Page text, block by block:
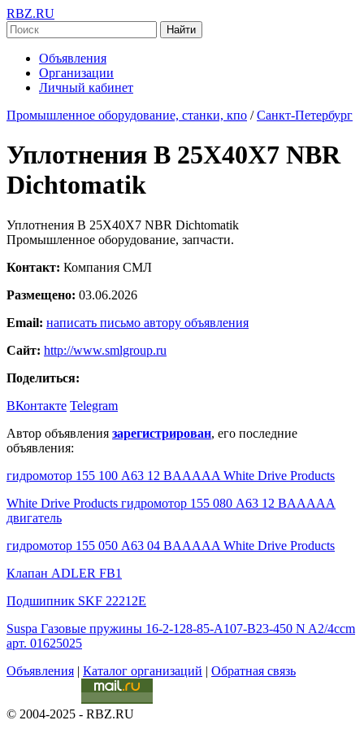
RBZ.RU
Найти
Объявления
Организации
Личный кабинет
Промышленное оборудование, станки, кпо / Санкт-Петербург
Уплотнения B 25X40X7 NBR
Dichtomatik
Уплотнения B 25X40X7 NBR Dichtomatik
Промышленное оборудование, запчасти.
Контакт: Компания СМЛ
Размещено: 03.06.2026
Email: написать письмо автору объявления
Сайт: http://www.smlgroup.ru
Поделиться:
ВКонтакте Telegram
Автор объявления зарегистрирован, его последние
объявления:
гидромотор 155 100 A63 12 BAAAAA White Drive Products
White Drive Products гидромотор 155 080 A63 12 BAAAAA
двигатель
гидромотор 155 050 A63 04 BAAAAA White Drive Products
Клапан ADLER FB1
Подшипник SKF 22212E
Suspa Газовые пружины 16-2-128-85-A107-B23-450 N A2/4ccm
арт. 01625025
Объявления | Каталог организаций | Обратная связь
© 2004-2025 - RBZ.RU